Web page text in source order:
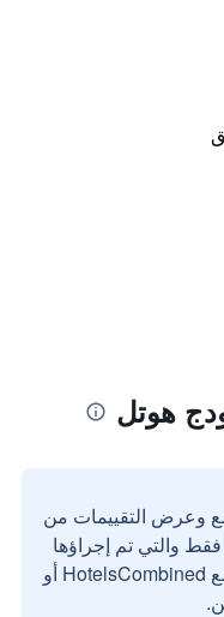
هوتل
وعرض التقييمات من
والتي تم إجراؤها
بواسطة مستخدمين حقيقيين مع HotelsCombined أو